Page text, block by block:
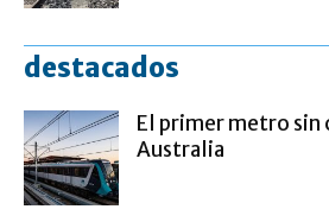
destacados
El primer metro sin
Australia